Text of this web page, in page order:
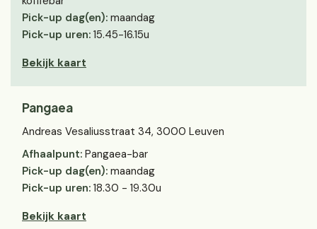
Pick-up dag(en): maandag
Pick-up uren: 15.45-16.15u
Bekijk kaart
Pangaea
Andreas Vesaliusstraat 34, 3000 Leuven
Afhaalpunt: Pangaea-bar
Pick-up dag(en): maandag
Pick-up uren: 18.30 - 19.30u
Bekijk kaart